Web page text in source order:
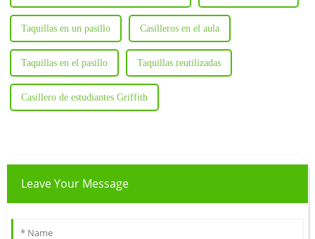
Taquillas en un pasillo Casilleros en el aula
Taquillas en el pasillo Taquillas reutilizadas
Casillero de estudiantes Griffith
Leave Your Message